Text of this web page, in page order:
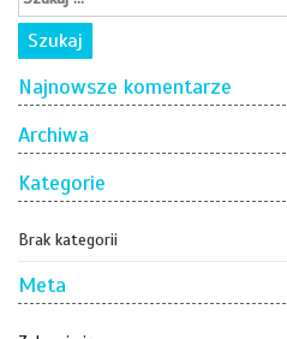
Najnowsze komentarze
Archiwa
Kategorie
Brak kategorii
Meta